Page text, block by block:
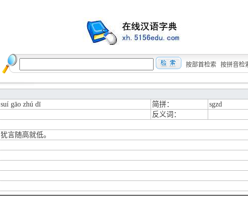
按部首检索 按拼音检
suí gāo zhú dī 简拼：
sgzd
反义词：
犹言随高就低。